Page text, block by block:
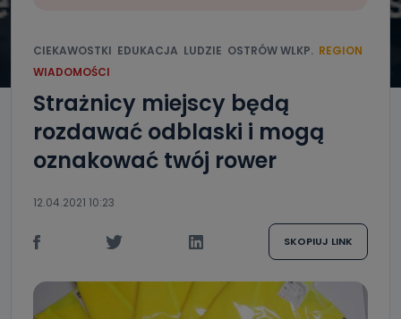
CIEKAWOSTKI EDUKACJA LUDZIE OSTRÓW WLKP. REGION
WIADOMOŚCI
Strażnicy miejscy będą
rozdawać odblaski i mogą
oznakować twój rower
12.04.2021 10:23
SKOPIUJ LINK